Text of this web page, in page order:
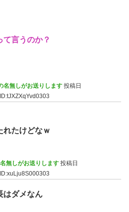
て言うのか？
名無しがお送りします 投稿日
ID:tJXZXqYvd0303
れたけどなｗ
無しがお送りします 投稿日
ID:xuLju8S000303
はダメなん